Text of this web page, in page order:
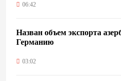
06:42
Назван объем экспорта
Германию
03:02